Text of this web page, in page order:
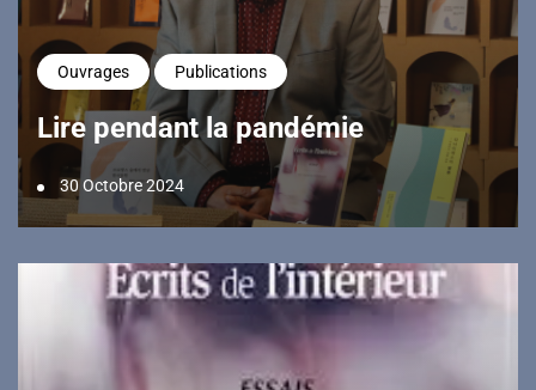
Ouvrages Publications
Lire pendant la pandémie
30 Octobre 2024